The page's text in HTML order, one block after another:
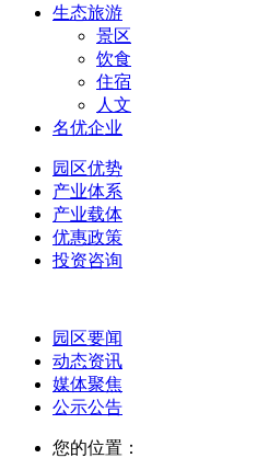
生态旅游
景区
饮食
住宿
人文
名优企业
园区优势
产业体系
产业载体
优惠政策
投资咨询
园区要闻
动态资讯
媒体聚焦
公示公告
您的位置：